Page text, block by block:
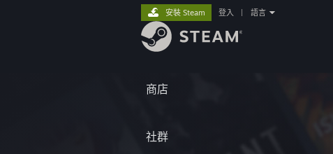
商店
社群
安裝 Steam 登入 語言